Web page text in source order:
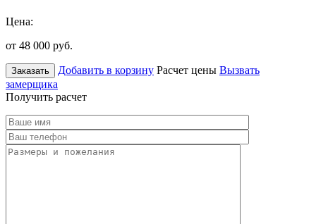
Цена:
от 48 000 руб.
Заказать Добавить в корзину Расчет цены Вызвать
замерщика
Получить расчет